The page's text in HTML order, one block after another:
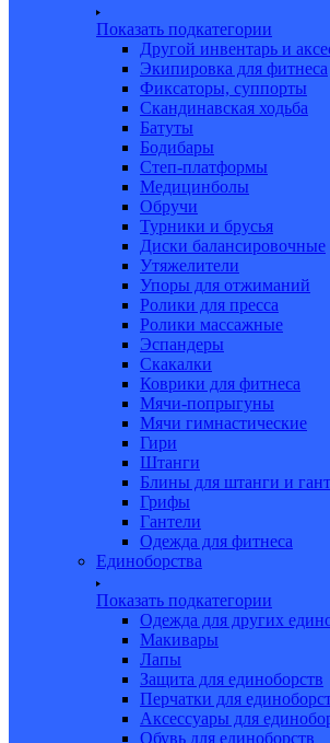
Показать подкатегории
Другой инвентарь и
Экипировка для фитнеса
Фиксаторы, суппорты
Скандинавская ходьба
Батуты
Бодибары
Степ-платформы
Медицинболы
Обручи
Турники и брусья
Диски балансировочные
Утяжелители
Упоры для отжиманий
Ролики для пресса
Ролики массажные
Эспандеры
Скакалки
Коврики для фитнеса
Мячи-попрыгуны
Мячи гимнастические
Гири
Штанги
Блины для штанги и
Грифы
Гантели
Одежда для фитнеса
Единоборства
Показать подкатегории
Одежда для других
Макивары
Лапы
Защита для единоборств
Перчатки для
Аксессуары для
Обувь для единоборств